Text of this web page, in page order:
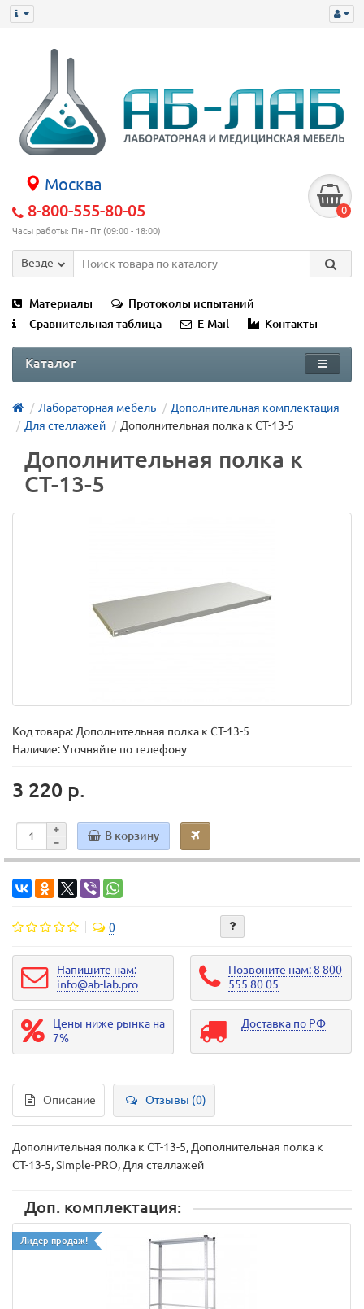
Москва
8-800-555-80-05
Часы работы: Пн - Пт (09:00 - 18:00)
0
Везде
Материалы
Протоколы испытаний
Сравнительная таблица
E-Mail Контакты
Каталог
Лабораторная мебель
Дополнительная комплектация
Для стеллажей
Дополнительная полка к СТ-13-5
Дополнительная полка к
СТ-13-5
Код товара: Дополнительная полка к СТ-13-5
Наличие: Уточняйте по телефону
3 220 р.
В корзину
0
Напишите нам:
info@ab-lab.pro
Позвоните нам: 8 800
555 80 05
Цены ниже рынка на
7%
Доставка по РФ
Описание Отзывы (0)
Дополнительная полка к СТ-13-5, Дополнительная полка к
СТ-13-5, Simple-PRO, Для стеллажей
Доп. комплектация:
Лидер продаж!